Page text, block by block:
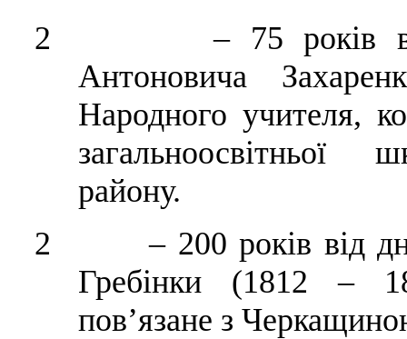
2 – 75 років від
Антоновича
Народного учителя,
загальноосвітньої
району.
2 – 200 років від дня
Гребінки (1812 –
пов’язане з